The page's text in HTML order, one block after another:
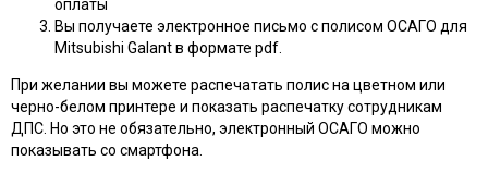
оплаты
Вы получаете электронное письмо с полисом ОСАГО для
Mitsubishi Galant в формате pdf.
При желании вы можете распечатать полис на цветном или
черно-белом принтере и показать распечатку сотрудникам
ДПС. Но это не обязательно, электронный ОСАГО можно
показывать со смартфона.